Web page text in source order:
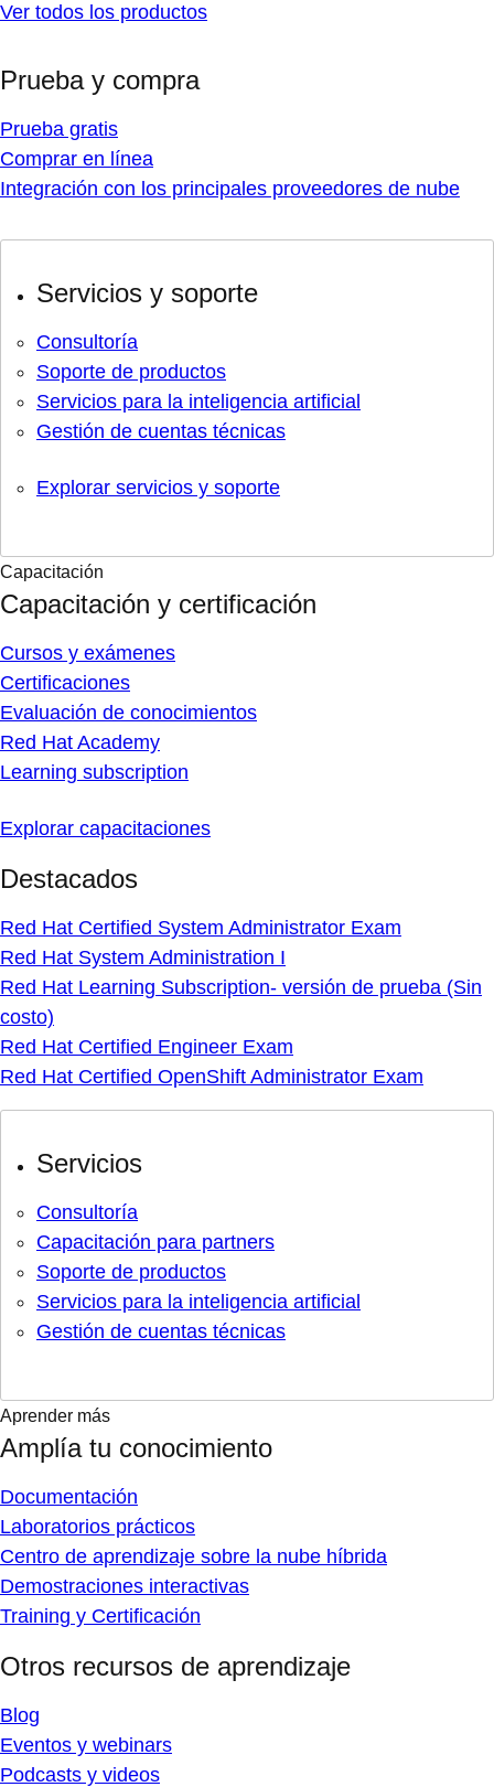
Ver todos los productos
Prueba y compra
Prueba gratis
Comprar en línea
Integración con los principales proveedores de nube
Servicios y soporte
Consultoría
Soporte de productos
Servicios para la inteligencia artificial
Gestión de cuentas técnicas
Explorar servicios y soporte
Capacitación
Capacitación y certificación
Cursos y exámenes
Certificaciones
Evaluación de conocimientos
Red Hat Academy
Learning subscription
Explorar capacitaciones
Destacados
Red Hat Certified System Administrator Exam
Red Hat System Administration I
Red Hat Learning Subscription- versión de prueba (Sin
costo)
Red Hat Certified Engineer Exam
Red Hat Certified OpenShift Administrator Exam
Servicios
Consultoría
Capacitación para partners
Soporte de productos
Servicios para la inteligencia artificial
Gestión de cuentas técnicas
Aprender más
Amplía tu conocimiento
Documentación
Laboratorios prácticos
Centro de aprendizaje sobre la nube híbrida
Demostraciones interactivas
Training y Certificación
Otros recursos de aprendizaje
Blog
Eventos y webinars
Podcasts y videos